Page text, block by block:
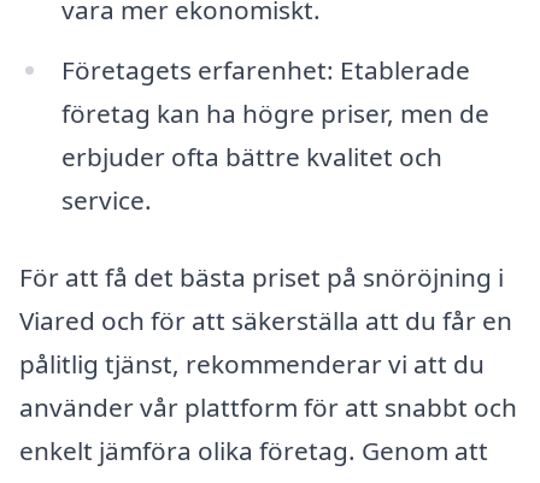
vara mer ekonomiskt.
Företagets erfarenhet: Etablerade
företag kan ha högre priser, men de
erbjuder ofta bättre kvalitet och
service.
För att få det bästa priset på snöröjning i
Viared och för att säkerställa att du får en
pålitlig tjänst, rekommenderar vi att du
använder vår plattform för att snabbt och
enkelt jämföra olika företag. Genom att